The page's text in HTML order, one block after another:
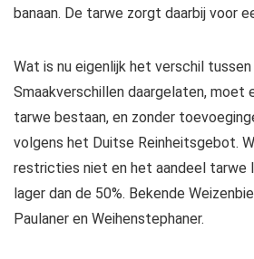
banaan. De tarwe zorgt daarbij voor
Wat is nu eigenlijk het verschil
Smaakverschillen daargelaten, moet
tarwe bestaan, en zonder
volgens het Duitse Reinheitsgebot.
restricties niet en het aandeel tarwe
lager dan de 50%. Bekende
Paulaner en Weihenstephaner.